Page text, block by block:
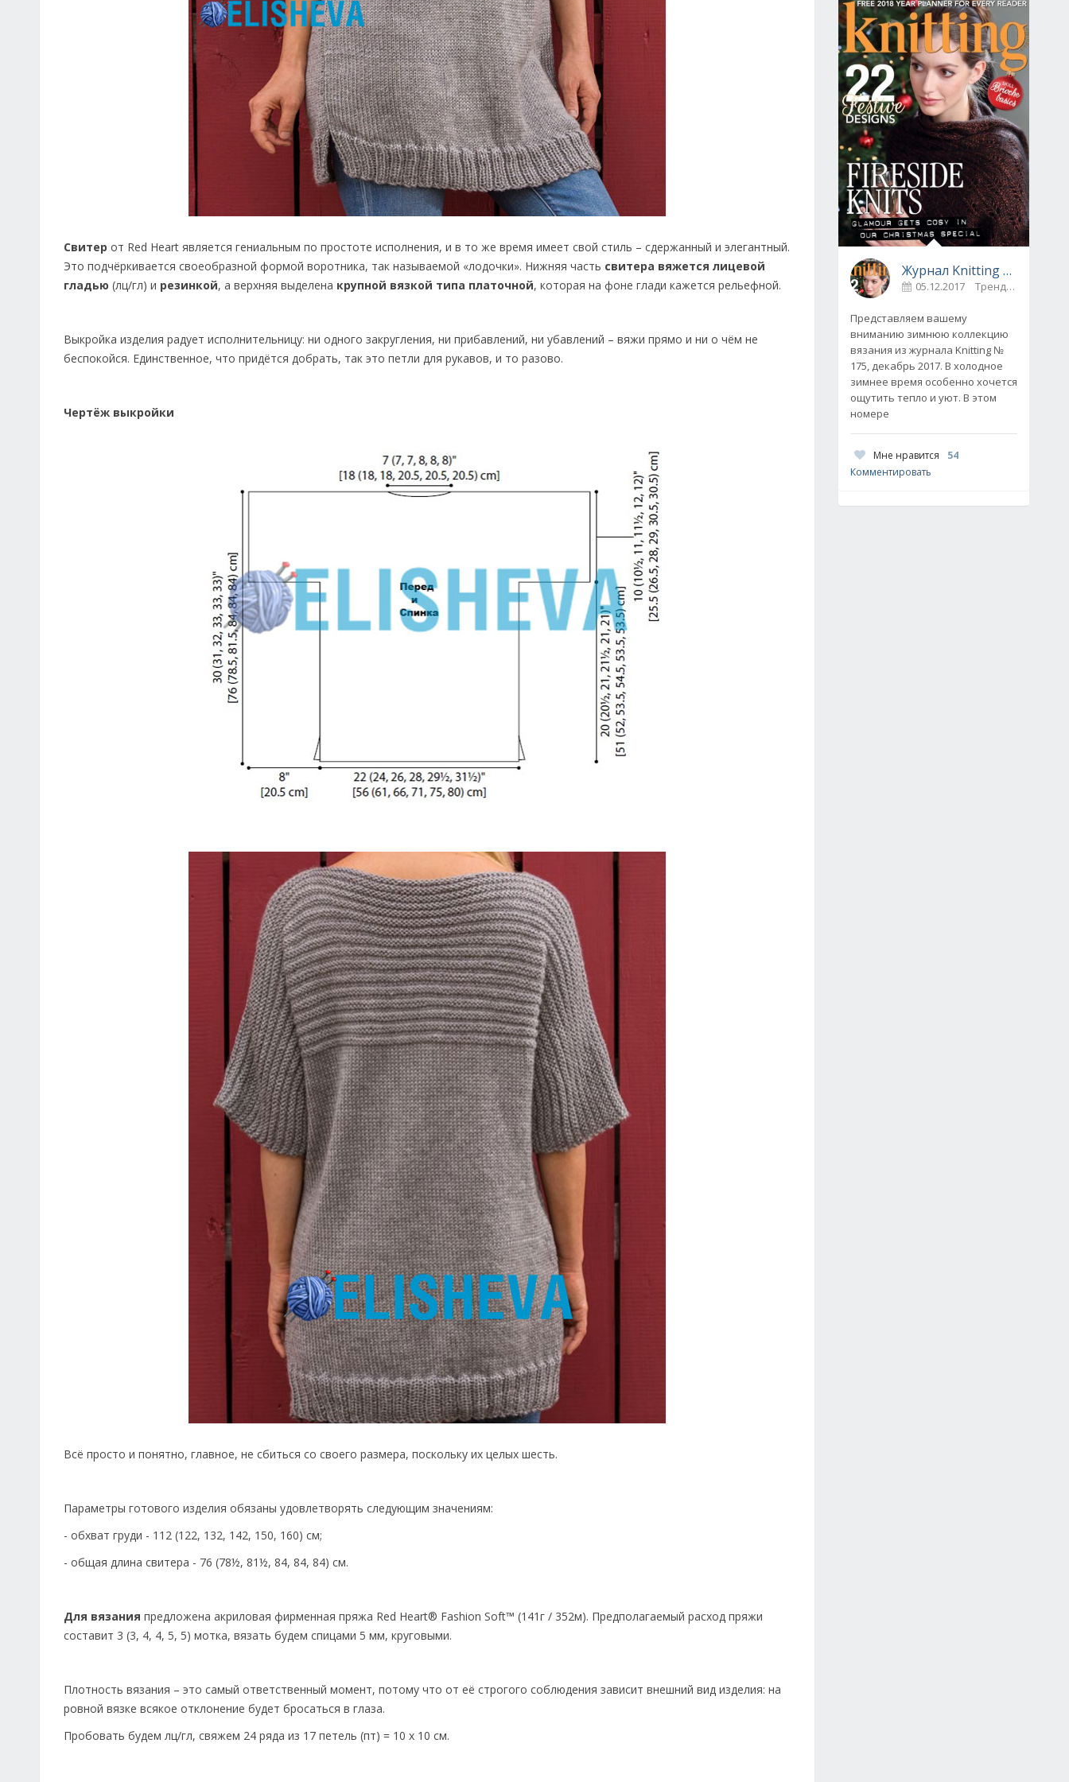
Свитер от Red Heart является гениальным по простоте исполнения, и в то же время имеет свой стиль – сдержанный и элегантный.
Это подчёркивается своеобразной формой воротника, так называемой «лодочки». Нижняя часть свитера вяжется лицевой
гладью (лц/гл) и резинкой, а верхняя выделена крупной вязкой типа платочной, которая на фоне глади кажется рельефной.
Выкройка изделия радует исполнительницу: ни одного закругления, ни прибавлений, ни убавлений – вяжи прямо и ни о чём не
беспокойся. Единственное, что придётся добрать, так это петли для рукавов, и то разово.
Чертёж выкройки
Всё просто и понятно, главное, не сбиться со своего размера, поскольку их целых шесть.
Параметры готового изделия обязаны удовлетворять следующим значениям:
- обхват груди - 112 (122, 132, 142, 150, 160) см;
- общая длина свитера - 76 (78½, 81½, 84, 84, 84) см.
Для вязания предложена акриловая фирменная пряжа Red Heart® Fashion Soft™ (141г / 352м). Предполагаемый расход пряжи
составит 3 (3, 4, 4, 5, 5) мотка, вязать будем спицами 5 мм, круговыми.
Плотность вязания – это самый ответственный момент, потому что от её строгого соблюдения зависит внешний вид изделия: на
ровной вязке всякое отклонение будет бросаться в глаза.
Пробовать будем лц/гл, свяжем 24 ряда из 17 петель (пт) = 10 х 10 см.
Журнал Knitting № 175, декабрь 2017
05.12.2017 Тренды
Представляем вашему
вниманию зимнюю коллекцию
вязания из журнала Knitting №
175, декабрь 2017. В холодное
зимнее время особенно хочется
ощутить тепло и уют. В этом
номере
Мне нравится
54
Комментировать